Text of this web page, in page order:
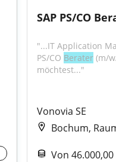
SAP PS/CO
"...IT Application
PS/CO Berater (m/
möchtest..."
Vonovia SE
Bochum,
Von